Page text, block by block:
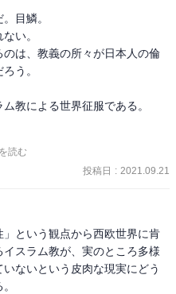
れる自爆テロや、女性の人権
教切り口だけでなくイスラム
きたりのイスラム教は「一番
対立する立場と言って良い
しない）。
スラム法学者の解釈を女性の
か、強制なのか。いずれにせ
にあり、特に後者は解釈を男
。平和や人権とは対極的に記
になってみないと判らない
い。だから余計に判らない。
2100年頃にはキリスト教徒の
を善しとし（ある意味ムスリ
人の自由や人権を尊重し、女
率が低下するし、その様な社
目鱗。
い。
は、教義の所々が日本人の倫
う。
教による世界征服である。
る穏便派は、過激に走る教義
がむしろ好感。
読む
投稿日 : 2021.09.21
という観点から西欧世界に肯
スラム教が、実のところ多様
ないという皮肉な現実にどう